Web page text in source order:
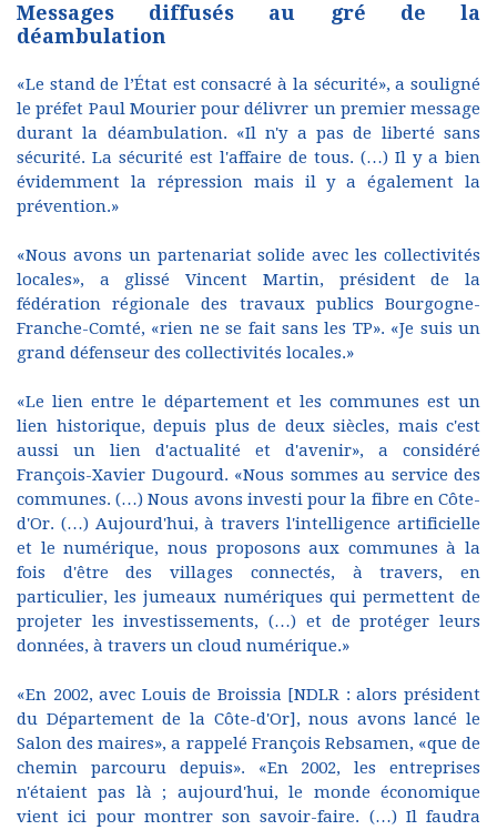
Messages diffusés au gré de la
déambulation
«Le stand de l’État est consacré à la sécurité», a souligné
le préfet Paul Mourier pour délivrer un premier message
durant la déambulation. «Il n'y a pas de liberté sans
sécurité. La sécurité est l'affaire de tous. (…) Il y a bien
évidemment la répression mais il y a également la
prévention.»
«Nous avons un partenariat solide avec les collectivités
locales», a glissé Vincent Martin, président de la
fédération régionale des travaux publics Bourgogne-
Franche-Comté, «rien ne se fait sans les TP». «Je suis un
grand défenseur des collectivités locales.»
«Le lien entre le département et les communes est un
lien historique, depuis plus de deux siècles, mais c'est
aussi un lien d'actualité et d'avenir», a considéré
François-Xavier Dugourd. «Nous sommes au service des
communes. (…) Nous avons investi pour la fibre en Côte-
d'Or. (…) Aujourd'hui, à travers l'intelligence artificielle
et le numérique, nous proposons aux communes à la
fois d'être des villages connectés, à travers, en
particulier, les jumeaux numériques qui permettent de
projeter les investissements, (…) et de protéger leurs
données, à travers un cloud numérique.»
«En 2002, avec Louis de Broissia [NDLR : alors président
du Département de la Côte-d'Or], nous avons lancé le
Salon des maires», a rappelé François Rebsamen, «que de
chemin parcouru depuis». «En 2002, les entreprises
n'étaient pas là ; aujourd'hui, le monde économique
vient ici pour montrer son savoir-faire. (…) Il faudra